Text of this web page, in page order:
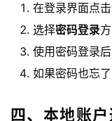
在登录界面点击
选择密码登录
使用密码登录
如果密码也忘
四、本地账